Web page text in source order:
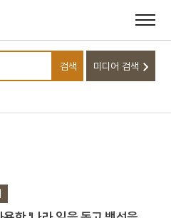
검색어를 입력하세요
검색 미디어 검색